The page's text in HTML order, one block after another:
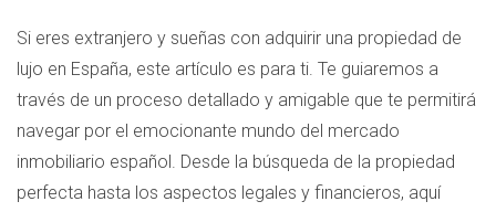
Si eres extranjero y sueñas con adquirir una propiedad de
lujo en España, este artículo es para ti. Te guiaremos a
través de un proceso detallado y amigable que te permitirá
navegar por el emocionante mundo del mercado
inmobiliario español. Desde la búsqueda de la propiedad
perfecta hasta los aspectos legales y financieros, aquí